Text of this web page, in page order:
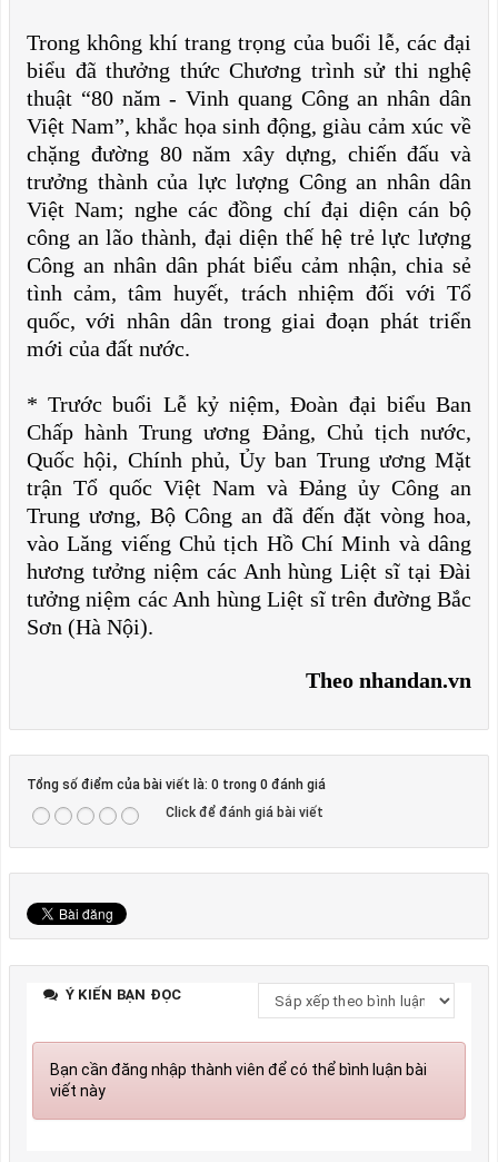
Trong không khí trang trọng của buổi lễ, các đại
biểu đã thưởng thức Chương trình sử thi nghệ
thuật “80 năm - Vinh quang Công an nhân dân
Việt Nam”, khắc họa sinh động, giàu cảm xúc về
chặng đường 80 năm xây dựng, chiến đấu và
trưởng thành của lực lượng Công an nhân dân
Việt Nam; nghe các đồng chí đại diện cán bộ
công an lão thành, đại diện thế hệ trẻ lực lượng
Công an nhân dân phát biểu cảm nhận, chia sẻ
tình cảm, tâm huyết, trách nhiệm đối với Tổ
quốc, với nhân dân trong giai đoạn phát triển
mới của đất nước.
* Trước buổi Lễ kỷ niệm, Đoàn đại biểu Ban
Chấp hành Trung ương Đảng, Chủ tịch nước,
Quốc hội, Chính phủ, Ủy ban Trung ương Mặt
trận Tổ quốc Việt Nam và Đảng ủy Công an
Trung ương, Bộ Công an đã đến đặt vòng hoa,
vào Lăng viếng Chủ tịch Hồ Chí Minh và dâng
hương tưởng niệm các Anh hùng Liệt sĩ tại Đài
tưởng niệm các Anh hùng Liệt sĩ trên đường Bắc
Sơn (Hà Nội).
Theo nhandan.vn
Tổng số điểm của bài viết là: 0 trong 0 đánh giá
Click để đánh giá bài viết
Ý KIẾN BẠN ĐỌC
Bạn cần đăng nhập thành viên để có thể bình luận bài
viết này